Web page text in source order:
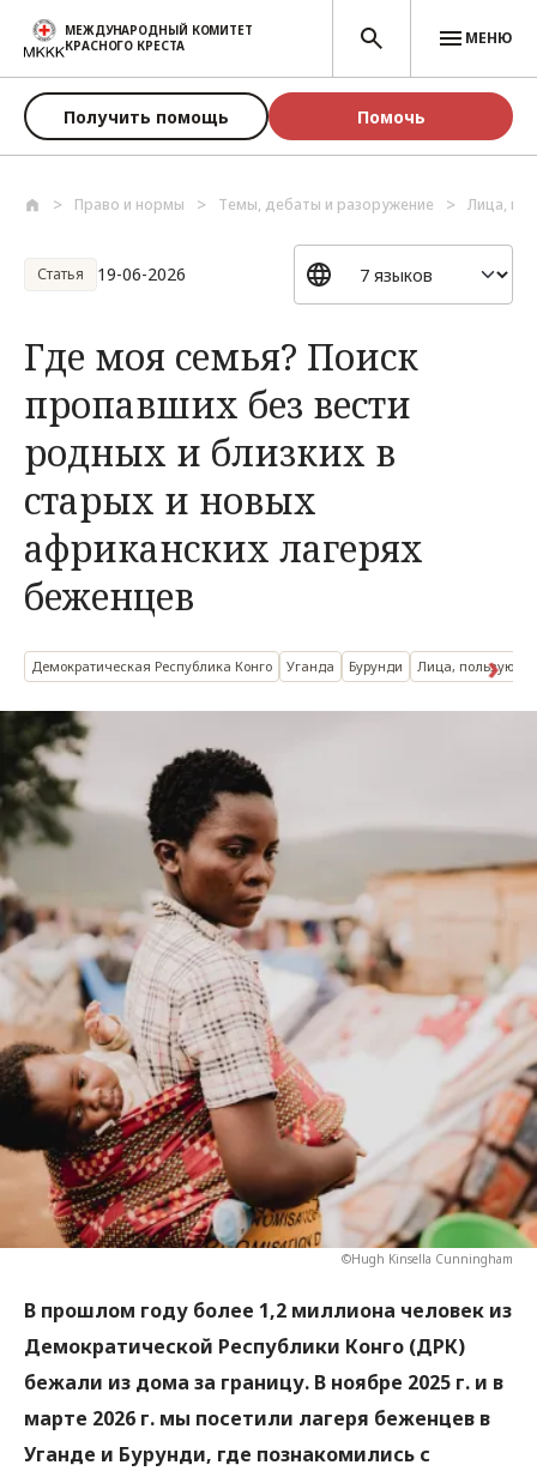
Перейти к основному содержанию
МЕЖДУНАРОДНЫЙ КОМИТЕТ
КРАСНОГО КРЕСТА
МЕНЮ
Получить помощь Помочь
Право и нормы Темы, дебаты и разоружение Лица,
Статья 19-06-2026
Где моя семья? Поиск
пропавших без вести
родных и близких в
старых и новых
африканских лагерях
беженцев
Демократическая Республика Конго Уганда Бурунди Лица,
©Hugh Kinsella Cunningham
В прошлом году более 1,2 миллиона человек из
Демократической Республики Конго (ДРК)
бежали из дома за границу. В ноябре 2025 г. и в
марте 2026 г. мы посетили лагеря беженцев в
Уганде и Бурунди, где познакомились с